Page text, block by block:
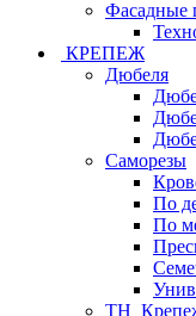
Фасадные
КРЕПЕЖ
Дюбеля
Саморезы
По
По